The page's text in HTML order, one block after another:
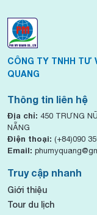
CÔNG TY TNHH TƯ
QUANG
Thông tin liên hệ
Địa chỉ: 450 TRƯNG
NẴNG
Điện thoại: (+84)090
Email:
Truy cập nhanh
Giới thiệu
Tour du lịch